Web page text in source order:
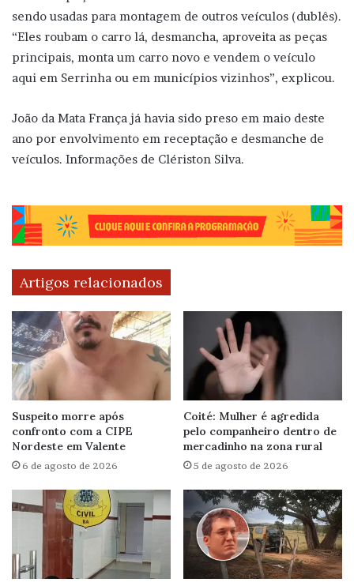
sendo usadas para montagem de outros veículos (dublês).
“Eles roubam o carro lá, desmancha, aproveita as peças
principais, monta um carro novo e vendem o veículo
aqui em Serrinha ou em municípios vizinhos”, explicou.
João da Mata França já havia sido preso em maio deste
ano por envolvimento em receptação e desmanche de
veículos. Informações de Clériston Silva.
Artigos relacionados
Suspeito morre após
confronto com a CIPE
Nordeste em Valente
6 de agosto de 2026
Coité: Mulher é agredida
pelo companheiro dentro de
mercadinho na zona rural
5 de agosto de 2026